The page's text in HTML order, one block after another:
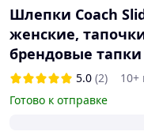
Шлепки Coach
женские,
брендовые тапки
5.0 (2)
10+
Готово к отправке